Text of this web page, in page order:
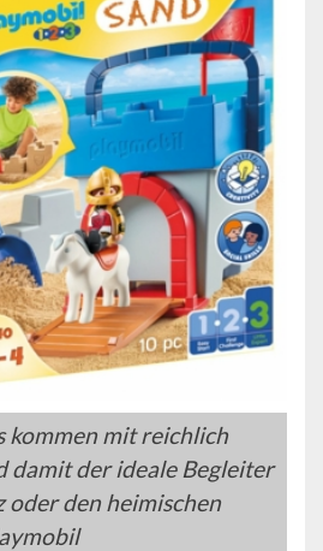
kommen mit reichlich
damit der ideale Begleiter
oder den heimischen